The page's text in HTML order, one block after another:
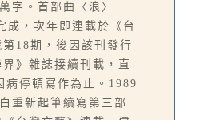
字。首部曲〈浪〉
成，次年即連載於《台
18期，後因該刊發行
》雜誌接續刊載，直
病停頓寫作為止。1989
重新起筆續寫第三部